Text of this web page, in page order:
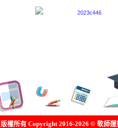
版權所有 Copyright 2016-2026 © 敬師運